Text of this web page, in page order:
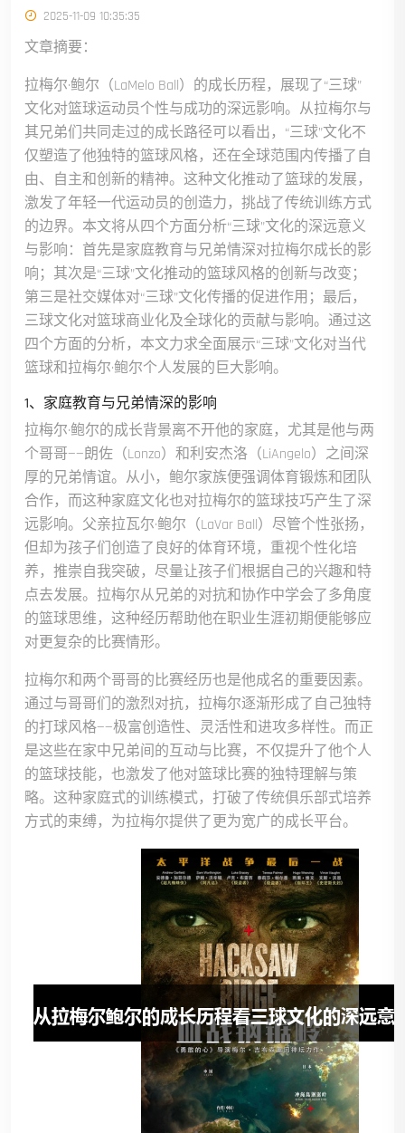
2025-11-09 10:35:35
文章摘要：
拉梅尔·鲍尔（LaMelo Ball）的成长历程，展现了“三球”
文化对篮球运动员个性与成功的深远影响。从拉梅尔与
其兄弟们共同走过的成长路径可以看出，“三球”文化不
仅塑造了他独特的篮球风格，还在全球范围内传播了自
由、自主和创新的精神。这种文化推动了篮球的发展，
激发了年轻一代运动员的创造力，挑战了传统训练方式
的边界。本文将从四个方面分析“三球”文化的深远意义
与影响：首先是家庭教育与兄弟情深对拉梅尔成长的影
响；其次是“三球”文化推动的篮球风格的创新与改变；
第三是社交媒体对“三球”文化传播的促进作用；最后，
三球文化对篮球商业化及全球化的贡献与影响。通过这
四个方面的分析，本文力求全面展示“三球”文化对当代
篮球和拉梅尔·鲍尔个人发展的巨大影响。
1、家庭教育与兄弟情深的影响
拉梅尔·鲍尔的成长背景离不开他的家庭，尤其是他与两
个哥哥——朗佐（Lonzo）和利安杰洛（LiAngelo）之间深
厚的兄弟情谊。从小，鲍尔家族便强调体育锻炼和团队
合作，而这种家庭文化也对拉梅尔的篮球技巧产生了深
远影响。父亲拉瓦尔·鲍尔（LaVar Ball）尽管个性张扬，
但却为孩子们创造了良好的体育环境，重视个性化培
养，推崇自我突破，尽量让孩子们根据自己的兴趣和特
点去发展。拉梅尔从兄弟的对抗和协作中学会了多角度
的篮球思维，这种经历帮助他在职业生涯初期便能够应
对更复杂的比赛情形。
拉梅尔和两个哥哥的比赛经历也是他成名的重要因素。
通过与哥哥们的激烈对抗，拉梅尔逐渐形成了自己独特
的打球风格——极富创造性、灵活性和进攻多样性。而正
是这些在家中兄弟间的互动与比赛，不仅提升了他个人
的篮球技能，也激发了他对篮球比赛的独特理解与策
略。这种家庭式的训练模式，打破了传统俱乐部式培养
方式的束缚，为拉梅尔提供了更为宽广的成长平台。